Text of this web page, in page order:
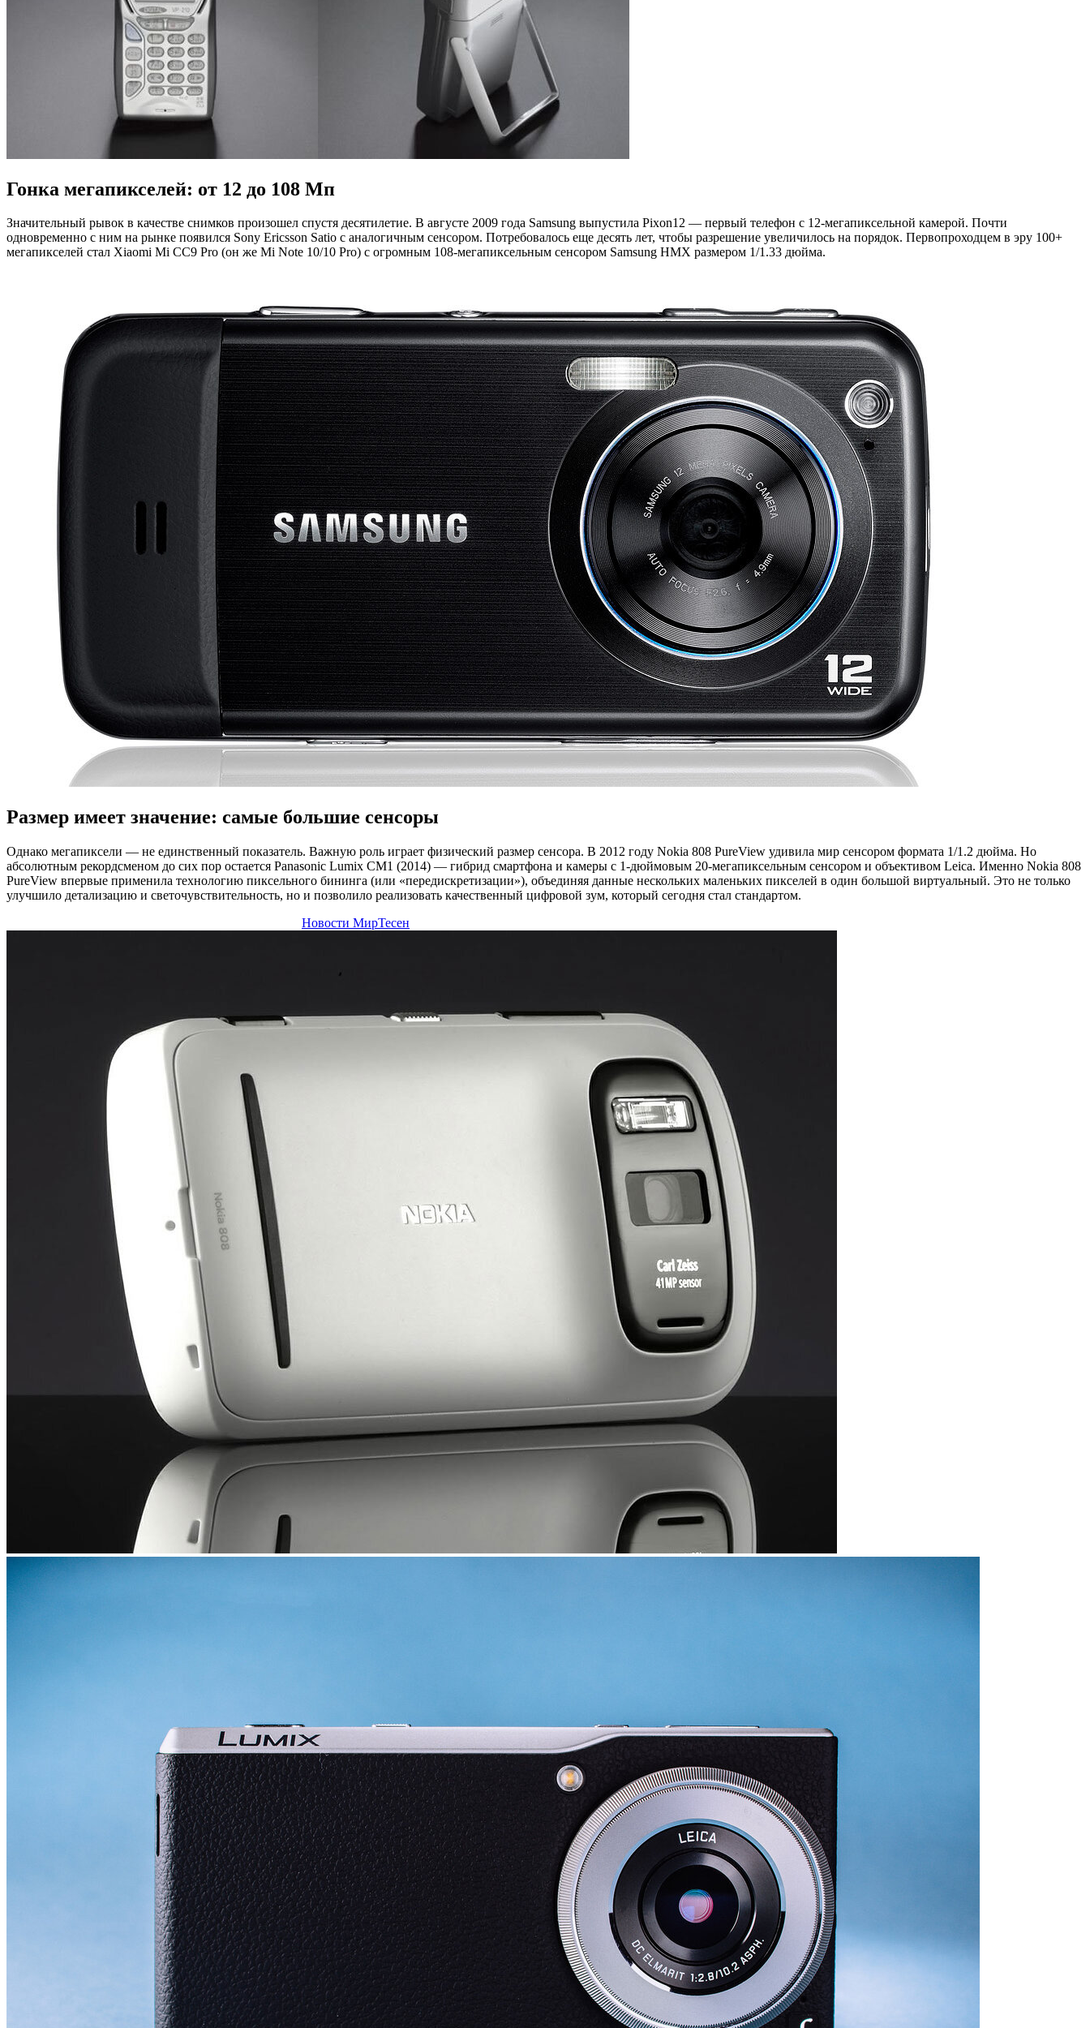
Гонка мегапикселей: от 12 до 108 Мп
Значительный рывок в качестве снимков произошел спустя десятилетие. В августе 2009 года Samsung выпустила Pixon12 — первый телефон с 12-мегапиксельной камерой. Почти
одновременно с ним на рынке появился Sony Ericsson Satio с аналогичным сенсором. Потребовалось еще десять лет, чтобы разрешение увеличилось на порядок. Первопроходцем в эру 100+
мегапикселей стал Xiaomi Mi CC9 Pro (он же Mi Note 10/10 Pro) с огромным 108-мегапиксельным сенсором Samsung HMX размером 1/1.33 дюйма.
Размер имеет значение: самые большие сенсоры
Однако мегапиксели — не единственный показатель. Важную роль играет физический размер сенсора. В 2012 году Nokia 808 PureView удивила мир сенсором формата 1/1.2 дюйма. Но
абсолютным рекордсменом до сих пор остается Panasonic Lumix CM1 (2014) — гибрид смартфона и камеры с 1-дюймовым 20-мегапиксельным сенсором и объективом Leica. Именно Nokia 808
PureView впервые применила технологию пиксельного бининга (или «передискретизации»), объединяя данные нескольких маленьких пикселей в один большой виртуальный. Это не только
улучшило детализацию и светочувствительность, но и позволило реализовать качественный цифровой зум, который сегодня стал стандартом.
Новости МирТесен